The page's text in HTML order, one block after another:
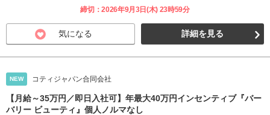
締切：2026年9月3日(木) 23時59分
気になる 詳細を見る
NEW コティジャパン合同会社
【月給～35万円／即日入社可】年最大40万円インセンティブ『バー
バリー ビューティ』個人ノルマなし